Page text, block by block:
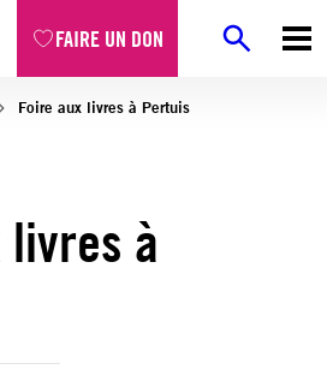
FAIRE UN DON
Foire aux livres à Pertuis
livres à